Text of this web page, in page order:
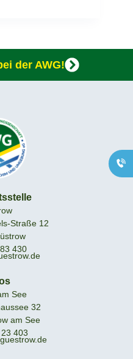
der AWG!
Straße 12
430
See
32
am See
403
0171 - 83 43 110